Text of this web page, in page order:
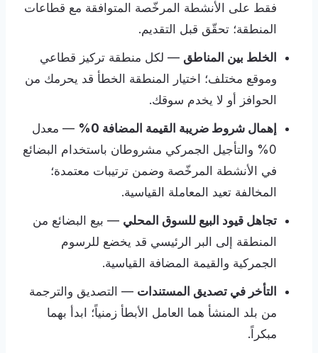
فقط على الأنشطة المرخّصة المتوافقة مع قطاعات
المنطقة؛ تحقّق قبل التقديم.
الخلط بين المناطق — لكل منطقة تركيز قطاعي
وموقع مختلف؛ اختيار المنطقة الخطأ قد يحرمك من
الحوافز أو لا يخدم سوقك.
إهمال شروط ضريبة القيمة المضافة 0%
— معدل
0% والتأجيل الجمركي مشروطان باستخدام البضائع
في الأنشطة المرخّصة وضمن ترتيبات معتمدة؛
المخالفة تعيد المعاملة القياسية.
تجاهل قيود البيع للسوق المحلي — بيع البضائع من
المنطقة إلى البر الرئيسي قد يخضع للرسوم
الجمركية والقيمة المضافة القياسية.
التأخر في تصديق المستندات — التصديق والترجمة
من بلد المنشأ هما العامل الأبطأ زمنياً؛ ابدأ بهما
مبكراً.